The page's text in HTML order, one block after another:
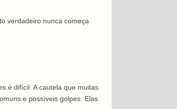
verdadeiro nunca começa
é difícil. A cautela que muitas
e possíveis golpes. Elas